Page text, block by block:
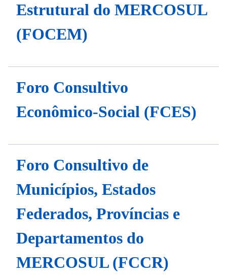
Estrutural do MERCOSUL
(FOCEM)
Foro Consultivo
Econômico-Social (FCES)
Foro Consultivo de
Municípios, Estados
Federados, Províncias e
Departamentos do
MERCOSUL (FCCR)